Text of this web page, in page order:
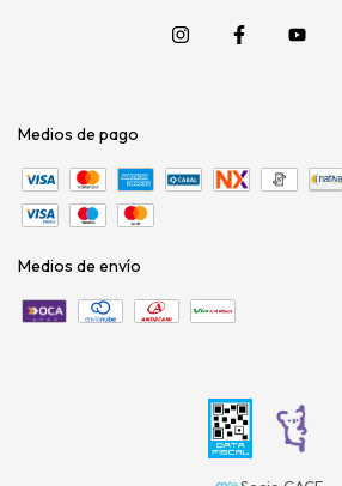
Medios de pago
Medios de envío